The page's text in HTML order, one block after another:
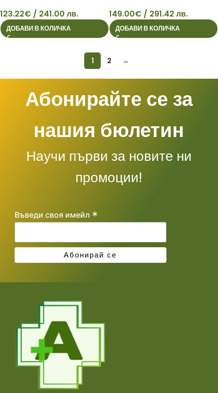
123
123.22€ / 241.00 лв.
ДОБАВИ В КОЛИЧКА
149
149.00€ / 291.42 лв.
ДОБАВИ В КОЛИЧКА
1 2 →
Абонирайте се за
нашия бюлетин
Научи първи за новите ни
промоции!
Въведи своя имейл *